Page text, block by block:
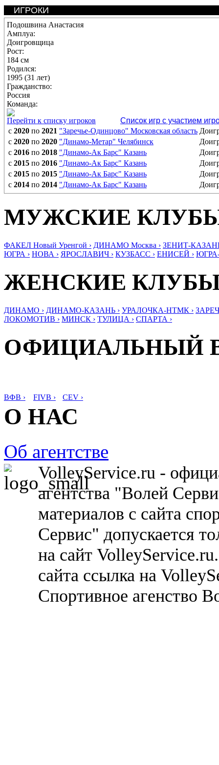
ИГРОКИ
Подошвина Анастасия
Амплуа:
Доигровщица
Рост:
184 см
Родился:
1995 (31 лет)
Гражданство:
Россия
Команда:
Перейти к списку игроков
Список игр с участием
с 2020 по 2021 "Заречье-Одинцово" Московская область
с 2020 по 2020 "Динамо-Метар" Челябинск
с 2016 по 2018 "Динамо-Ак Барс" Казань
с 2015 по 2016 "Динамо-Ак Барс" Казань
с 2015 по 2015 "Динамо-Ак Барс" Казань
с 2014 по 2014 "Динамо-Ак Барс" Казань
МУЖСКИЕ
ФАКЕЛ Новый Уренгой › ДИНАМО Москва › ЗЕНИТ-
ЮГРА › НОВА › ЯРОСЛАВИЧ › КУЗБАСС › ЕНИСЕЙ ›
ЖЕНСКИЕ
ДИНАМО › ДИНАМО-КАЗАНЬ › УРАЛОЧКА-НТМК ›
ЛОКОМОТИВ › МИНСК › ТУЛИЦА › СПАРТА ›
ОФИЦИАЛЬНЫЙ
ВФВ › FIVB › CEV ›
О НАС
Об агентстве
VolleyService.ru -
агентства "Волей
материалов с сайта
Сервис" допускается
на сайт
сайта ссылка на
Спортивное агенство